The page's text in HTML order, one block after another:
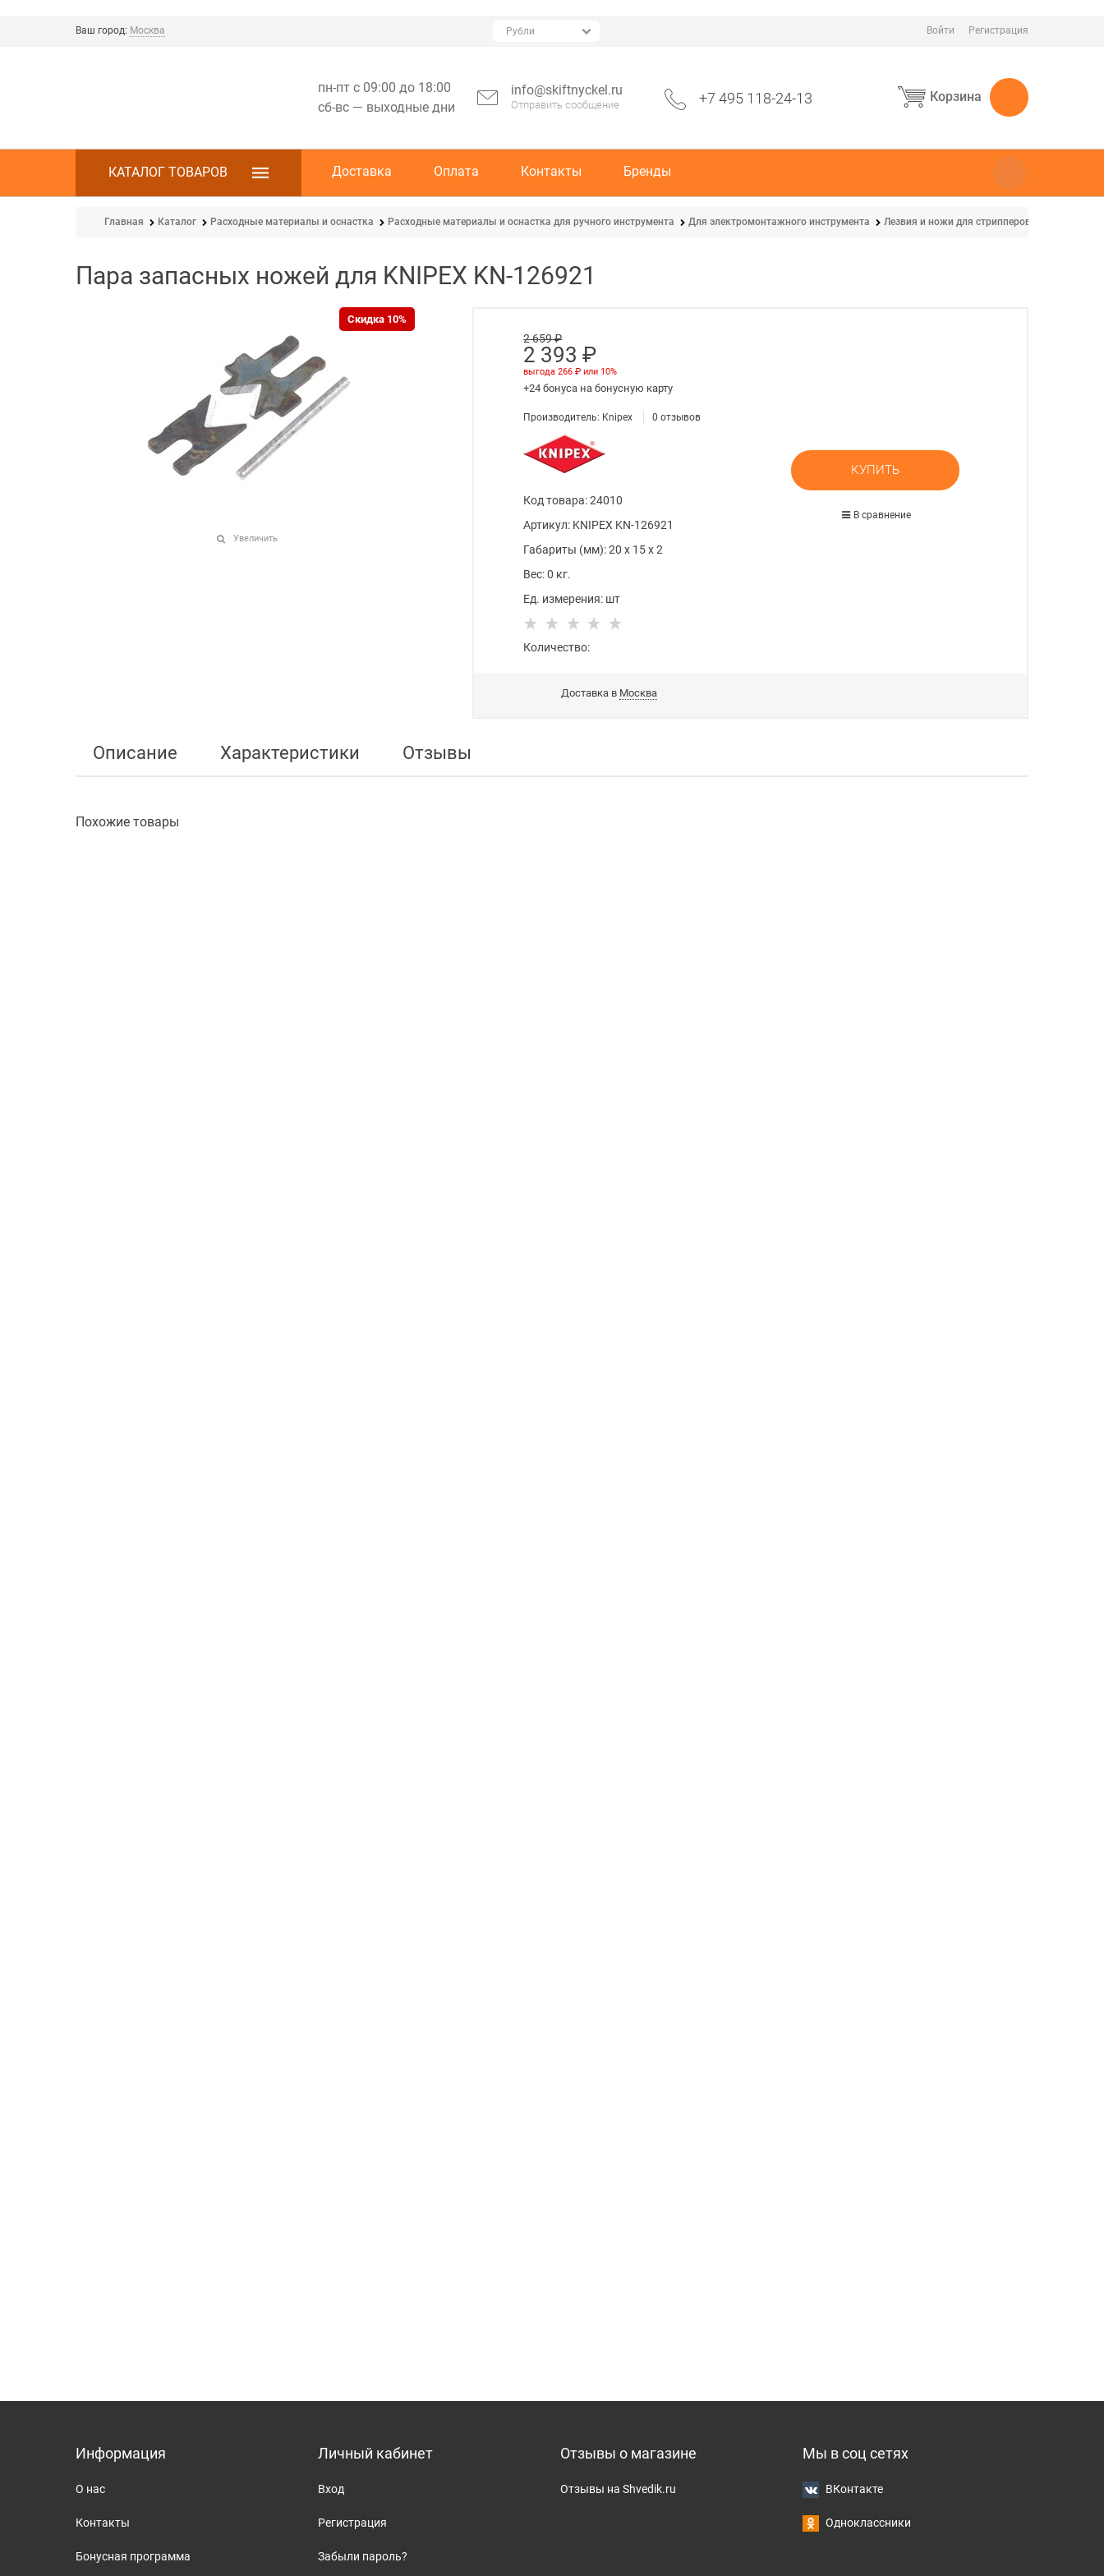
Ваш город: Москва Войти Регистрация
пн-пт с 09:00 до 18:00
сб-вс — выходные дни
info@skiftnyckel.ru
Отправить сообщение +7 495 118-24-13 Корзина
КАТАЛОГ ТОВАРОВ Доставка Оплата Контакты Бренды
Главная Каталог Расходные материалы и оснастка Расходные материалы и оснастка для ручного инструмента Для электромонтажного инструмента Лезвия и ножи для стрипперов
Пара запасных ножей для KNIPEX KN-126921
Скидка 10%
Увеличить
2 659 ₽
2 393 ₽
выгода266 ₽ или 10%
+24 бонуса на бонусную карту
Производитель: Knipex 0отзывов
Код товара: 24010
Артикул: KNIPEX KN-126921
Габариты (мм): 20 x 15x2
Вес: 0 кг.
Ед. измерения: шт
Количество:
КУПИТЬ
В сравнение
Доставка в Москва
Описание Характеристики Отзывы
Похожие товары
Информация
О нас
Контакты
Бонусная программа
Личный кабинет
Вход
Регистрация
Забыли пароль?
Отзывы о магазине
Отзывы на Shvedik.ru
Мы в соц сетях
ВКонтакте
Одноклассники